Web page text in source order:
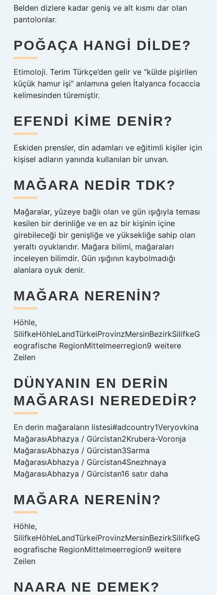
Belden dizlere kadar geniş ve alt kısmı dar olan
pantolonlar.
POĞAÇA HANGI DILDE?
Etimoloji. Terim Türkçe’den gelir ve “külde pişirilen
küçük hamur işi” anlamına gelen İtalyanca focaccia
kelimesinden türemiştir.
EFENDI KIME DENIR?
Eskiden prensler, din adamları ve eğitimli kişiler için
kişisel adların yanında kullanılan bir unvan.
MAĞARA NEDIR TDK?
Mağaralar, yüzeye bağlı olan ve gün ışığıyla teması
kesilen bir derinliğe ve en az bir kişinin içine
girebileceği bir genişliğe ve yüksekliğe sahip olan
yeraltı oyuklarıdır. Mağara bilimi, mağaraları
inceleyen bilimdir. Gün ışığının kaybolmadığı
alanlara oyuk denir.
MAĞARA NERENIN?
Höhle,
SilifkeHöhleLandTürkeiProvinzMersinBezirkSilifkeG
eografische RegionMittelmeerregion9 weitere
Zeilen
DÜNYANIN EN DERIN
MAĞARASI NEREDEDIR?
En derin mağaraların listesi#adcountry1Veryovkina
MağarasıAbhazya / Gürcistan2Krubera-Voronja
MağarasıAbhazya / Gürcistan3Sarma
MağarasıAbhazya / Gürcistan4Snezhnaya
MağarasıAbhazya / Gürcistan16 satır daha
MAĞARA NERENIN?
Höhle,
SilifkeHöhleLandTürkeiProvinzMersinBezirkSilifkeG
eografische RegionMittelmeerregion9 weitere
Zeilen
NAARA NE DEMEK?